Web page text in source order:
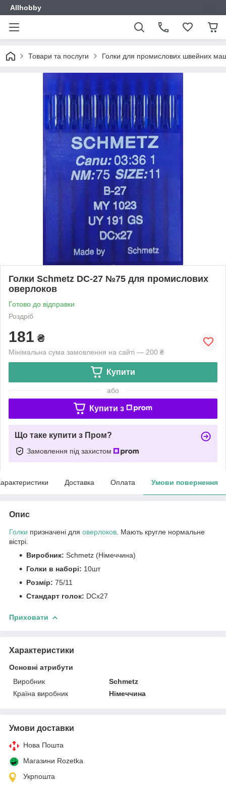
Allhobby
Товари та послуги Голки для промислових швейних
Голки Schmetz DC-27 №75 для промислових
оверлоков
Готово до відправки
Роздріб
181 ₴
Мінімальна сума замовлення на сайті — 200 ₴
Купити
або
Купити з
Що таке купити з Пром?
Замовлення під захистом
Доставка Оплата Умови повернення
Опис
Голки призначені для оверлоков . Мають кругле нормальне
вістрі.
Виробник: Schmetz (Німеччина)
Голки в наборі: 10шт
Розмір: 75/11
Стандарт голок: DCx27
Приховати
Характеристики
Основні атрибути
Виробник
Schmetz
Країна виробник
Німеччина
Умови доставки
Нова Пошта
Магазини Rozetka
Укрпошта